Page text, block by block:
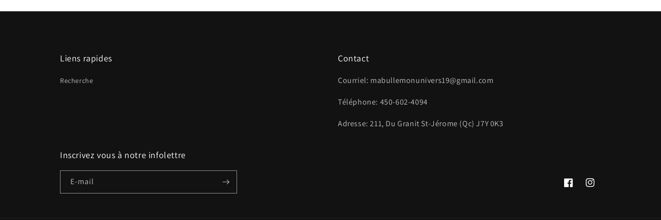
Liens rapides
Recherche
Contact
Courriel: mabullemonunivers19@gmail.com
Téléphone: 450-602-4094
Adresse: 211, Du Granit St-Jérome (Qc) J7Y 0K3
Inscrivez vous à notre infolettre
E-mail
FacebookInstagram